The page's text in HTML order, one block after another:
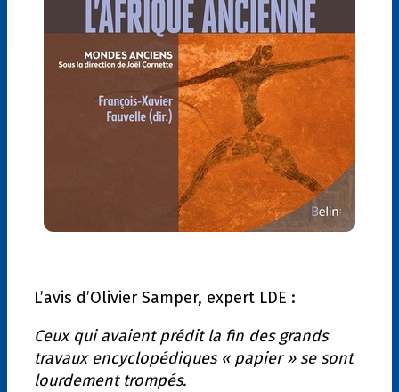
L’avis d’Olivier Samper, expert LDE :
Ceux qui avaient prédit la fin des grands
travaux encyclopédiques « papier » se sont
lourdement trompés.